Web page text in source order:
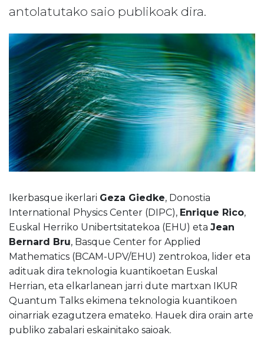
antolatutako saio publikoak dira.
Ikerbasque ikerlari Geza Giedke, Donostia
International Physics Center (DIPC), Enrique Rico,
Euskal Herriko Unibertsitatekoa (EHU) eta Jean
Bernard Bru, Basque Center for Applied
Mathematics (BCAM-UPV/EHU) zentrokoa, lider eta
adituak dira teknologia kuantikoetan Euskal
Herrian, eta elkarlanean jarri dute martxan IKUR
Quantum Talks ekimena teknologia kuantikoen
oinarriak ezagutzera emateko. Hauek dira orain arte
publiko zabalari eskainitako saioak.